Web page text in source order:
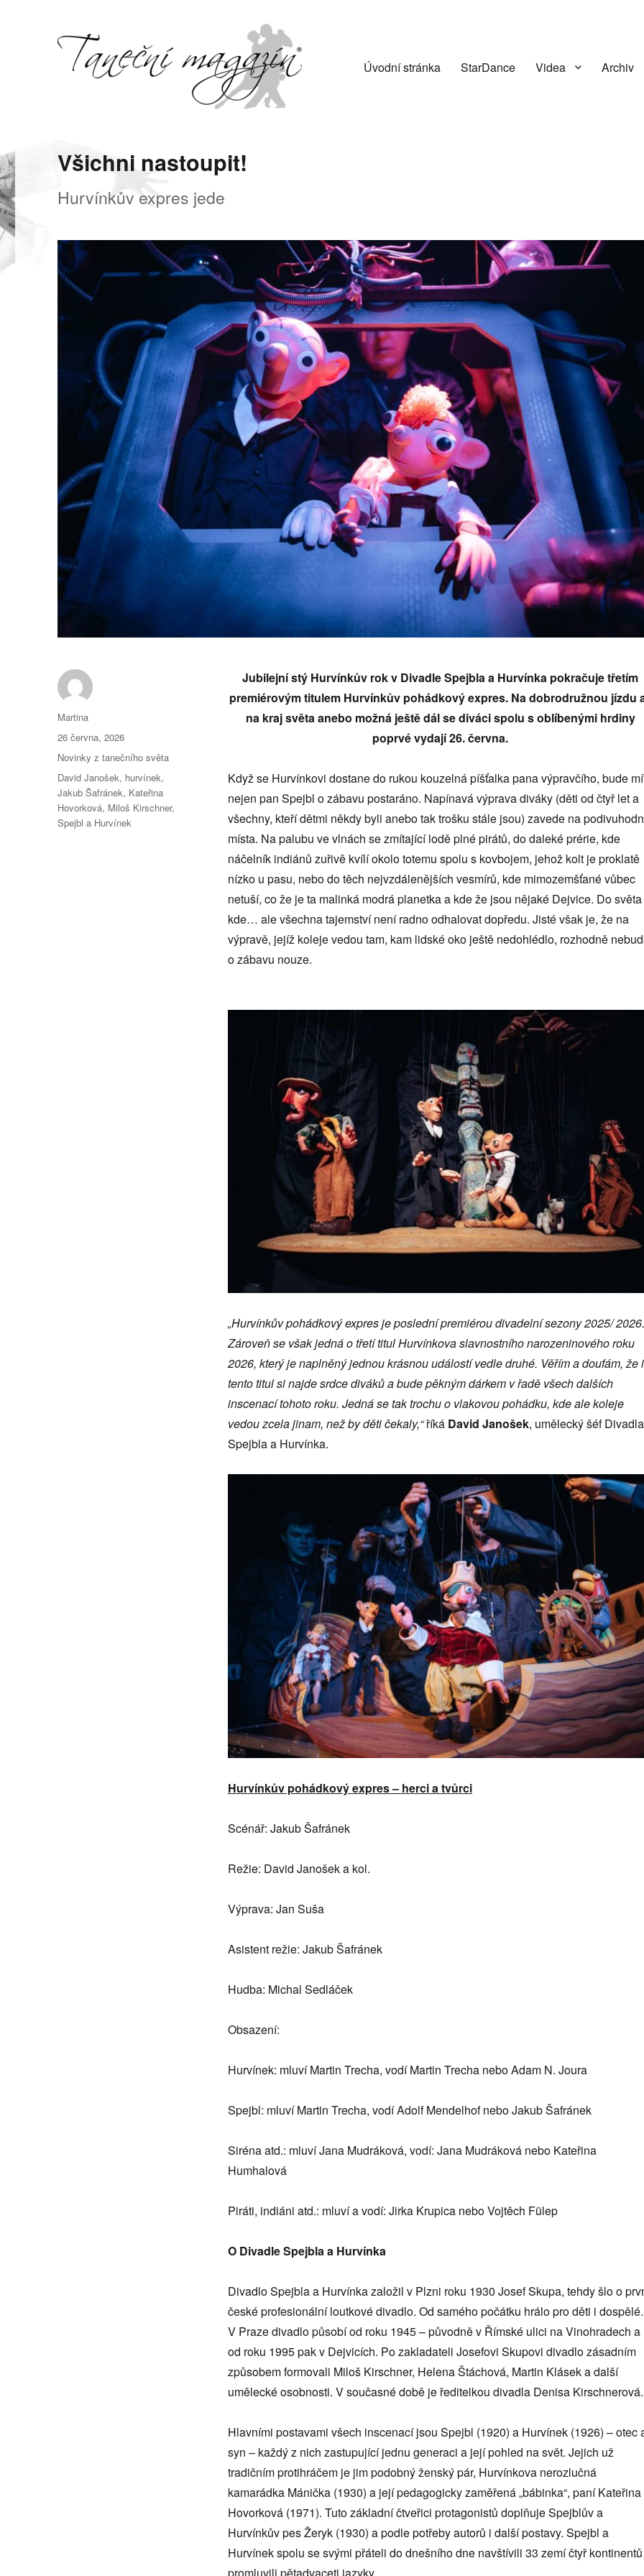
Úvodní stránka StarDance Videa Archiv
Všichni nastoupit!
Hurvínkův expres jede
Jubilejní stý Hurvínkův rok v Divadle Spejbla a Hurvínka pokračuje třetím
premiérovým titulem Hurvínkův pohádkový expres. Na dobrodružnou jízdu
na kraj světa anebo možná ještě dál se diváci spolu s oblíbenými hrdiny
poprvévydají 26. června.
Když se Hurvínkovi dostane do rukou kouzelná píšťalka pana výpravčího, bude
nejen pan Spejbl o zábavu postaráno. Napínavá výprava diváky (děti od čtyř let a
všechny, kteří dětmi někdy byli anebo tak trošku stále jsou) zavede na
místa. Na palubu ve vlnách se zmítající lodě plné pirátů, do daleké prérie, kde
náčelník indiánů zuřivě kvílí okolo totemu spolu s kovbojem, jehož kolt je proklatě
nízko u pasu, nebo do těch nejvzdálenějších vesmírů, kde mimozemšťané vůbec
netuší, co že je ta malinká modrá planetka a kde že jsou nějaké Dejvice. Do světa
kde… ale všechna tajemství není radno odhalovat dopředu. Jisté však je, že na
výpravě, jejíž koleje vedou tam, kam lidské oko ještě nedohlédlo, rozhodně
o zábavu nouze.
„Hurvínkův pohádkový expres je poslednípremiérou divadelní sezony 2025/ 2026.
Zároveňse však jedná o třetí titul Hurvínkova slavnostního narozeninového roku
2026, který je naplněný jednou krásnou událostí vedle druhé. Věřím a doufám, že i
tento titul si najde srdce diváků a bude pěkným dárkem v řadě všech dalších
inscenací tohoto roku. Jedná se tak trochu o vlakovou pohádku, kde ale koleje
vedou zcela jinam, než by dětičekaly,“říká David Janošek, umělecký šéf Divadla
Spejbla a Hurvínka.
Hurvínkův pohádkovýexpres– herci a tvůrci
Scénář: Jakub Šafránek
Režie: David Janošek a kol.
Výprava: Jan Suša
Asistent režie: Jakub Šafránek
Hudba: Michal Sedláček
Obsazení:
Hurvínek: mluví Martin Trecha, vodí Martin Trecha nebo Adam N. Joura
Spejbl: mluví Martin Trecha, vodí Adolf Mendelhof nebo Jakub Šafránek
Siréna atd.: mluví Jana Mudráková, vodí: Jana Mudráková nebo Kateřina
Humhalová
Piráti, indiáni atd.: mluví a vodí: Jirka Krupica nebo Vojtěch Fülep
O Divadle Spejbla a Hurvínka
Divadlo Spejbla a Hurvínka založil v Plzni roku 1930 Josef Skupa, tehdy šlo o
české profesionální loutkové divadlo. Od samého počátku hrálo pro děti i dospělé.
V Praze divadlo působí od roku 1945 – původně v Římské ulici na Vinohradech a
od roku 1995 pak v Dejvicích. Po zakladateli Josefovi Skupovi divadlo zásadním
způsobem formovali Miloš Kirschner, Helena Štáchová, Martin Klásek a další
umělecké osobnosti. V současné době je ředitelkou divadla Denisa Kirschnerová.
Hlavními postavami všech inscenací jsou Spejbl (1920) a Hurvínek (1926) – otec
syn – každý z nich zastupující jednu generaci a její pohled na svět. Jejich už
tradičním protihráčem je jim podobný ženský pár, Hurvínkova nerozlučná
kamarádka Mánička (1930) a její pedagogicky zaměřená „bábinka“, paní Kateřina
Hovorková (1971). Tuto základní čtveřici protagonistů doplňuje Spejblův a
Hurvínkův pes Žeryk (1930) a podle potřeby autorů i další postavy. Spejbl a
Hurvínek spolu se svými přáteli do dnešního dne navštívili 33 zemí čtyř
promluvili pětadvaceti jazyky.
Autor:
Martina
Publikováno:
26 června, 2026
Rubriky:
Novinky z tanečního světa
Štítky:
David Janošek, hurvínek,
Jakub Šafránek, Kateřina
Hovorková, Miloš Kirschner,
Spejbl a Hurvínek